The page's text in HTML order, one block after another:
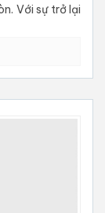
Với sự trở lại